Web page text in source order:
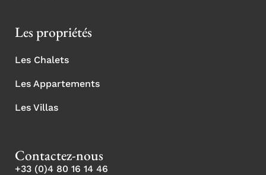
Les propriétés
Les Chalets
Les Appartements
Les Villas
Contactez-nous
+33 (0)4 80 16 14 46